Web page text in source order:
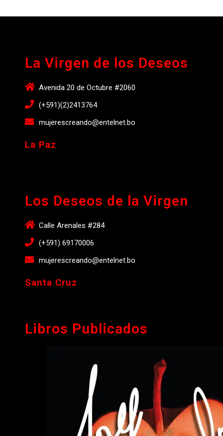
La Virgen de los Deseos
Avenida 20 de Octubre #2060
(+591)(2)2413764
mujerescreando@entelnet.bo
La Paz
Los Deseos de la Virgen
Calle Arenales #284
(+591) 69170006
mujerescreando@entelnet.bo
Santa Cruz
Libros Publicados